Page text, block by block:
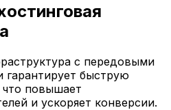
с передовыми
быструю
что повышает
и ускоряет конверсии.